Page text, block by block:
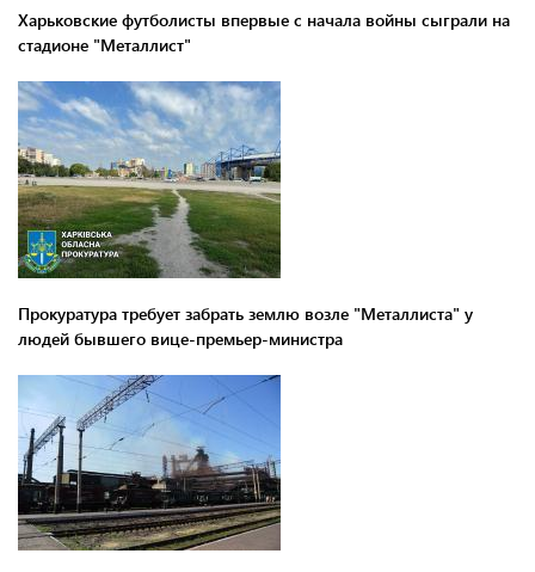
Харьковские футболисты впервые с начала войны сыграли на
стадионе "Металлист"
Прокуратура требует забрать землю возле "Металлиста" у
людей бывшего вице-премьер-министра